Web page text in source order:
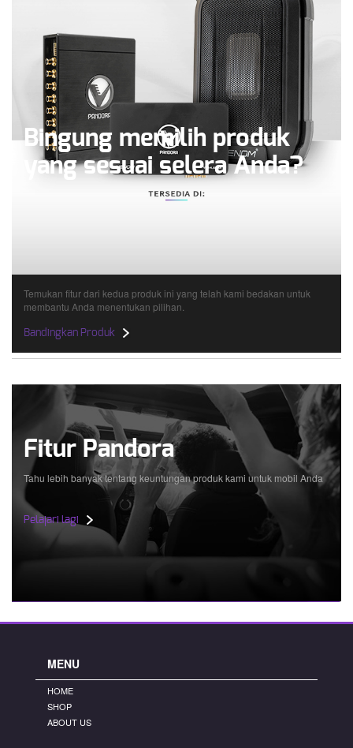
Bingung memilih produk
yang sesuai selera Anda?
Temukan fitur dari kedua produk ini yang telah kami bedakan untuk
membantu Anda menentukan pilihan.
Bandingkan Produk
Fitur Pandora
Tahu lebih banyak tentang keuntungan produk kami untuk mobil Anda
Pelajari lagi
MENU
HOME
SHOP
ABOUT US